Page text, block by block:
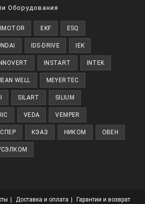
Оборудования
EKF ESQ
IDS-DRIVE IEK
INNOVERT INSTART INTEK
WELL MEYERTEC
SILART SILIUM
VEDA VEMPER
КЭАЗ НИКОМ ОВЕН
Доставка и оплата Гарантии и возврат